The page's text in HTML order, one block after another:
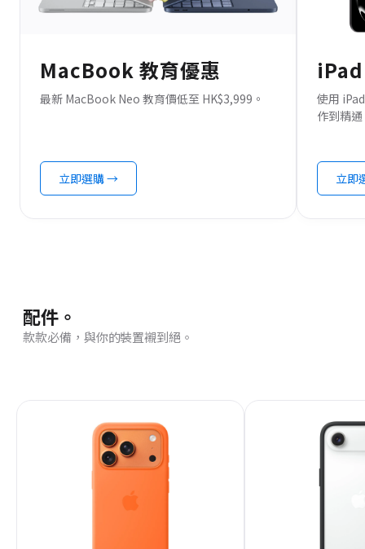
MacBook 教育優惠
最新 MacBook Neo 教育價低至 HK$3,999。
立即選購 →
使用
作到精
立即
配件。
款款必備，與你的裝置襯到絕。